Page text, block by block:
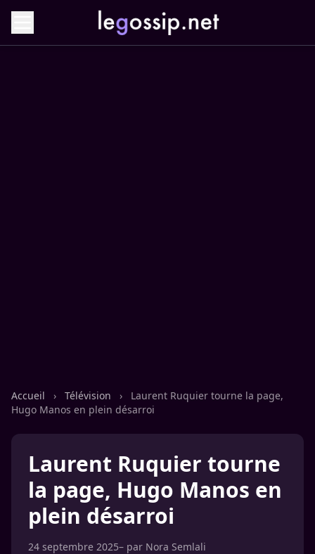
Accueil › Télévision ›
Laurent Ruquier tourne la page,
Hugo Manos en plein désarroi
Laurent Ruquier tourne
la page, Hugo Manos en
plein désarroi
24 septembre 2025– par Nora Semlali